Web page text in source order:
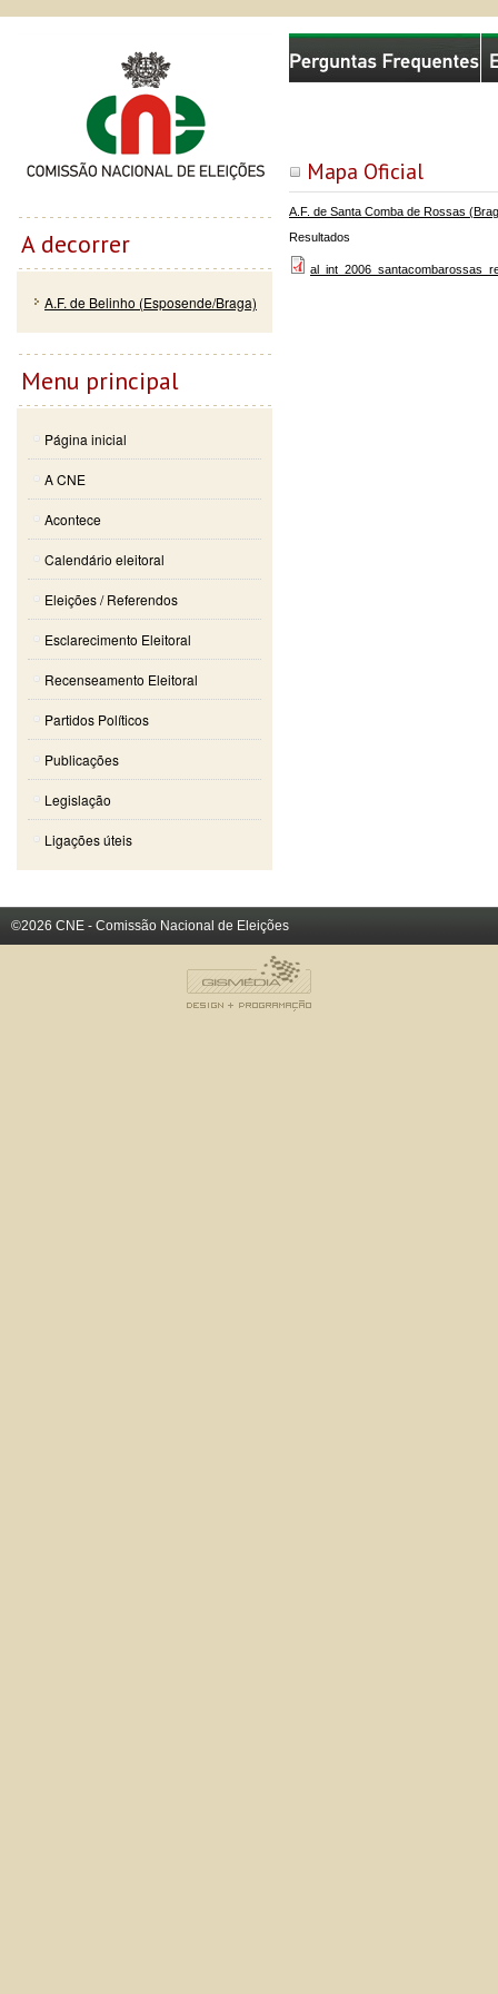
Mapa Oficial
A.F. de Santa Comba de Rossas
Resultados
Comissão Nacional de Eleições
A decorrer
A.F. de Belinho (Esposende/Braga)
Menu principal
Página inicial
A CNE
Acontece
Calendário eleitoral
Eleições / Referendos
Esclarecimento Eleitoral
Recenseamento Eleitoral
Partidos Políticos
Publicações
Legislação
Ligações úteis
©2026 CNE - Comissão Nacional de Eleições